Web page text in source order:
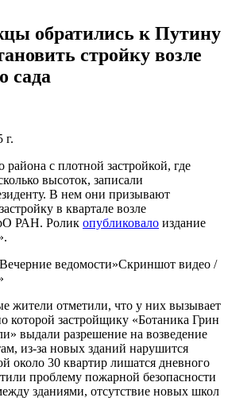
обратились к Путину
стройку возле
сада
г.
с плотной застройкой, где
высоток, записали
В нем они призывают
в квартале возле
РАН. Ролик опубликовало издание
Скриншот видео /
жители отметили, что у них вызывает
которой застройщику «Ботаника Грин
выдали разрешение на возведение
из-за новых зданий нарушится
около 30 квартир лишатся дневного
проблему пожарной безопасности
зданиями, отсутствие новых школ